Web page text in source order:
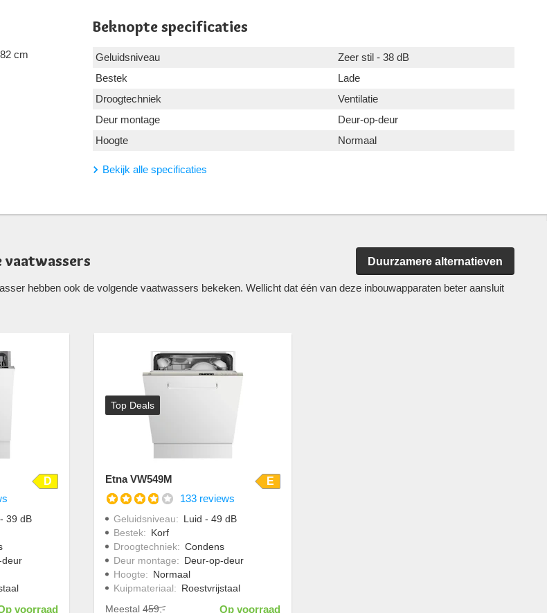
cm
Beknopte specificaties
Geluidsniveau
Zeer stil - 38 dB
Bestek
Lade
Droogtechniek
Ventilatie
Deur montage
Deur-op-deur
Hoogte
Normaal
Bekijk alle specificaties
vaatwassers Duurzamere alternatieven
hebben ook de volgende vaatwassers bekeken. Wellicht dat één van deze inbouwapparaten beter aansluit
D
39 dB
deur
voorraad
Top Deals
Etna VW549M
E
133 reviews
Geluidsniveau: Luid - 49 dB
Bestek: Korf
Droogtechniek: Condens
Deur montage: Deur-op-deur
Hoogte: Normaal
Kuipmateriaal: Roestvrijstaal
Meestal 459,- Op voorraad